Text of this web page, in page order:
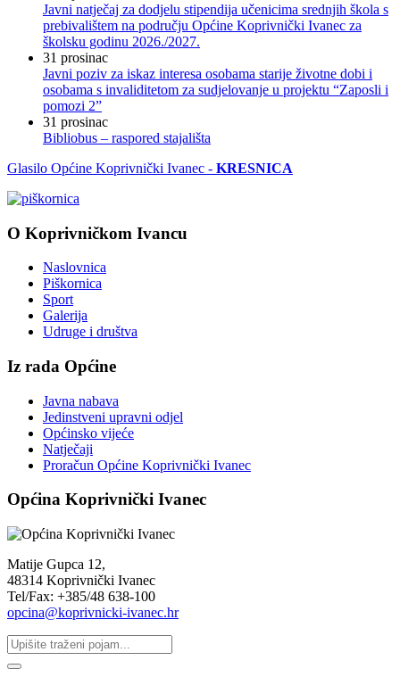
Javni natječaj za dodjelu stipendija učenicima srednjih škola s
prebivalištem na području Općine Koprivnički Ivanec za
školsku godinu 2026./2027.
31 prosinac
Javni poziv za iskaz interesa osobama starije životne dobi i
osobama s invaliditetom za sudjelovanje u projektu “Zaposli i
pomozi 2”
31 prosinac
Bibliobus – raspored stajališta
Glasilo Općine Koprivnički Ivanec - KRESNICA
O Koprivničkom Ivancu
Naslovnica
Piškornica
Sport
Galerija
Udruge i društva
Iz rada Općine
Javna nabava
Jedinstveni upravni odjel
Općinsko vijeće
Natječaji
Proračun Općine Koprivnički Ivanec
Općina Koprivnički Ivanec
Matije Gupca 12,
48314 Koprivnički Ivanec
Tel/Fax: +385/48 638-100
opcina@koprivnicki-ivanec.hr